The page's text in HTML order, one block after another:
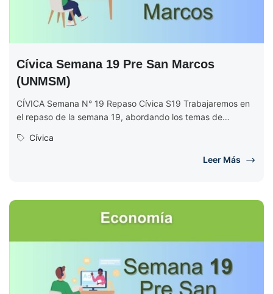
Cívica Semana 19 Pre San Marcos
(UNMSM)
CÍVICA Semana N° 19 Repaso Cívica S19 Trabajaremos en
el repaso de la semana 19, abordando los temas de
Cívica
Leer Más